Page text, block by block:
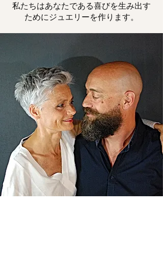
私たちはあなたである喜びを生み出す
ためにジュエリーを作ります。